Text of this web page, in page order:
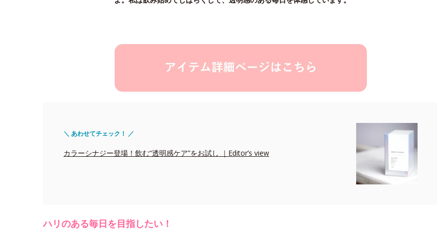
＼ あわせてチェック！ ／
カラーシナジー登場！飲む“透明感ケア”をお試し ｜Editor’s view
ハリのある毎日を目指したい！